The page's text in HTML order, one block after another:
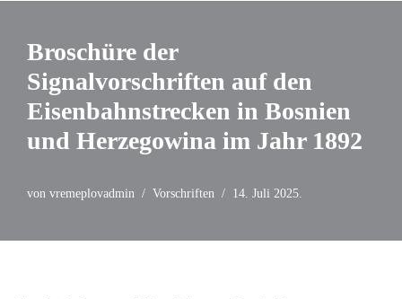
Broschüre der
Signalvorschriften auf den
Eisenbahnstrecken in Bosnien
und Herzegowina im Jahr 1892
von vremeplovadmin Vorschriften 14. Juli 2025.